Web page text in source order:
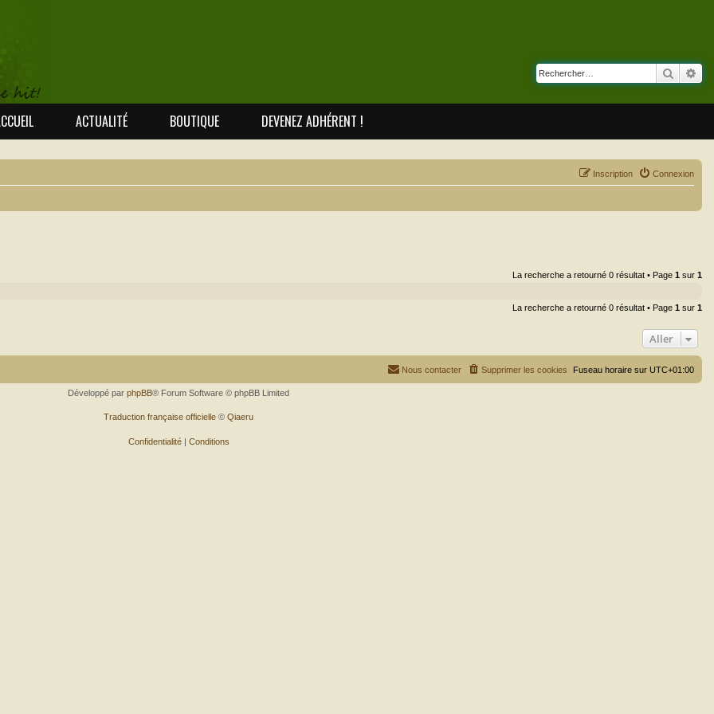
ACTUALITÉ BOUTIQUE DEVENEZ ADHÉRENT !
Connexion
Inscription
La recherche a retourné 0 résultat • Page 1 sur 1
La recherche a retourné 0 résultat • Page 1 sur 1
Aller
Fuseau horaire sur UTC+01:00
Supprimer les cookies
Nous contacter
Développé par phpBB® Forum Software © phpBB Limited
Traduction française officielle © Qiaeru
Confidentialité| Conditions